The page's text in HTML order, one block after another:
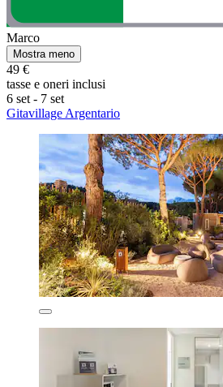
Marco
Mostra meno
49 €
tasse e oneri inclusi
6 set - 7 set
Gitavillage Argentario